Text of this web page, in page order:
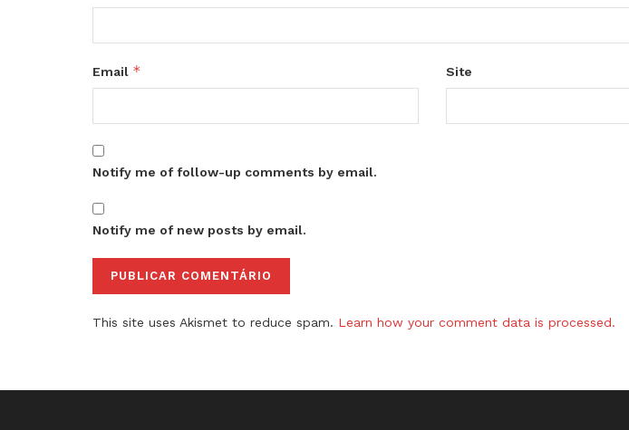
Email * Site
Notify me of follow-up comments by email.
Notify me of new posts by email.
This site uses Akismet to reduce spam. Learn how your comment data is processed.